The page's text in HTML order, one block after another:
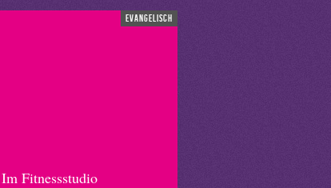
evangelisch
Im Fitnessstudio